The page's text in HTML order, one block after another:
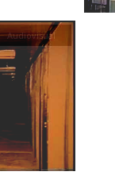
Audiovisual